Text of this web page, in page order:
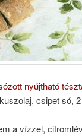
nyújtható
csipet só,
a vízzel,